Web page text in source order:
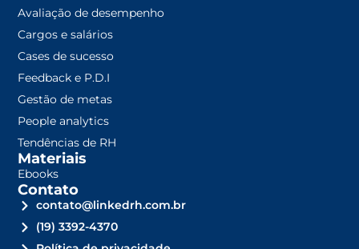
Avaliação de desempenho
Cargos e salários
Cases de sucesso
Feedback e P.D.I
Gestão de metas
People analytics
Tendências de RH
Materiais
Ebooks
Contato
contato@linkedrh.com.br
(19) 3392-4370